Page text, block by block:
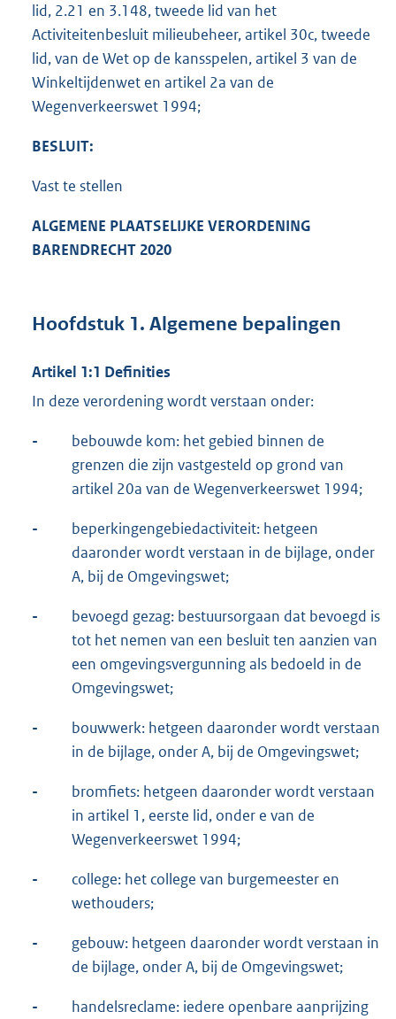
lid, 2.21 en 3.148, tweede lid van het
Activiteitenbesluit milieubeheer, artikel 30c, tweede
lid, van de Wet op de kansspelen, artikel 3 van de
Winkeltijdenwet en artikel 2a van de
Wegenverkeerswet 1994;
BESLUIT:
Vast te stellen
ALGEMENE PLAATSELIJKE VERORDENING
BARENDRECHT 2020
Hoofdstuk 1. Algemene bepalingen
Artikel 1:1 Definities
In deze verordening wordt verstaan onder:
-
bebouwde kom: het gebied binnen de
grenzen die zijn vastgesteld op grond van
artikel 20a van de Wegenverkeerswet 1994;
-
beperkingengebiedactiviteit: hetgeen
daaronder wordt verstaan in de bijlage, onder
A, bij de Omgevingswet;
-
bevoegd gezag: bestuursorgaan dat bevoegd is
tot het nemen van een besluit ten aanzien van
een omgevingsvergunning als bedoeld in de
Omgevingswet;
-
bouwwerk: hetgeen daaronder wordt verstaan
in de bijlage, onder A, bij de Omgevingswet;
-
bromfiets: hetgeen daaronder wordt verstaan
in artikel 1, eerste lid, onder e van de
Wegenverkeerswet 1994;
-
college: het college van burgemeester en
wethouders;
-
gebouw: hetgeen daaronder wordt verstaan in
de bijlage, onder A, bij de Omgevingswet;
-
handelsreclame: iedere openbare aanprijzing